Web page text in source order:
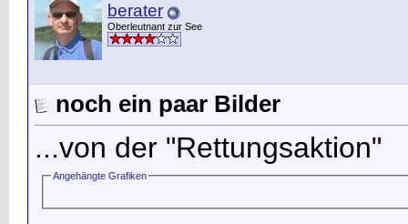
berater
Oberleutnant zur See
noch ein paar Bilder
...von der "Rettungsaktion"
Angehängte Grafiken